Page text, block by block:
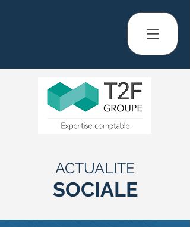
ACTUALITE
SOCIALE